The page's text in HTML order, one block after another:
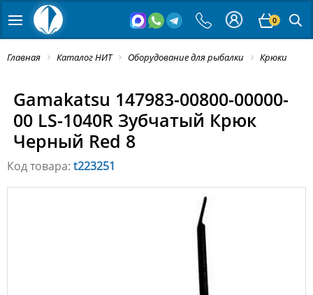
0
Главная Каталог НИТ Оборудование для рыбалки Крюки
Gamakatsu 147983-00800-00000-
00 LS-1040R Зубчатый Крюк
Черный Red 8
Код товара: t223251